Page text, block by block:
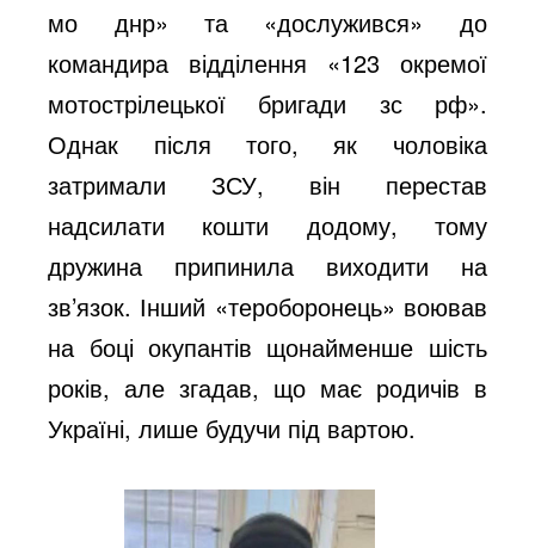
мо днр» та «дослужився» до
командира відділення «123 окремої
мотострілецької бригади зс рф».
Однак після того, як чоловіка
затримали ЗСУ, він перестав
надсилати кошти додому, тому
дружина припинила виходити на
зв’язок. Інший «тероборонець» воював
на боці окупантів щонайменше шість
років, але згадав, що має родичів в
Україні, лише будучи під вартою.